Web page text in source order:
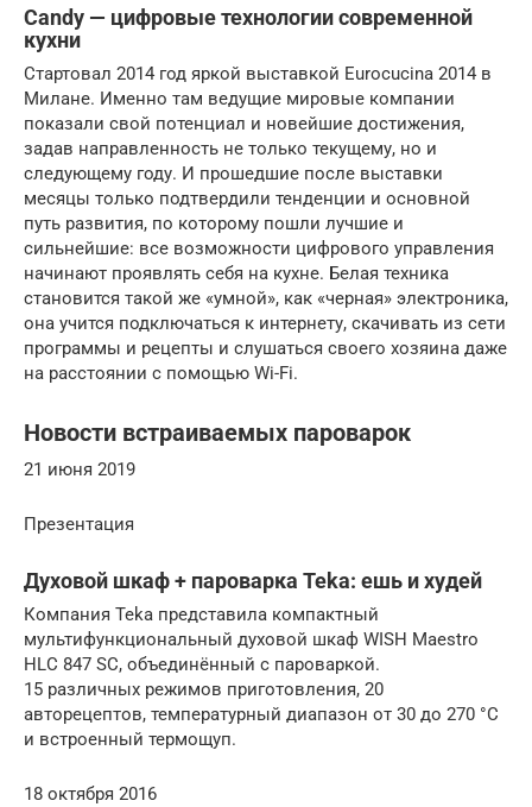
Candy — цифровые технологии современной
кухни
Стартовал 2014 год яркой выставкой Eurocucina 2014 в
Милане. Именно там ведущие мировые компании
показали свой потенциал и новейшие достижения,
задав направленность не только текущему, но и
следующему году. И прошедшие после выставки
месяцы только подтвердили тенденции и основной
путь развития, по которому пошли лучшие и
сильнейшие: все возможности цифрового управления
начинают проявлять себя на кухне. Белая техника
становится такой же «умной», как «черная» электроника,
она учится подключаться к интернету, скачивать из сети
программы и рецепты и слушаться своего хозяина даже
на расстоянии с помощью Wi-Fi.
Новости встраиваемых пароварок
21 июня 2019
Презентация
Духовой шкаф + пароварка Teka: ешь и худей
Компания Teka представила компактный
мультифункциональный духовой шкаф WISH Maestro
HLC 847 SC, объединённый с пароваркой.
15 различных режимов приготовления, 20
авторецептов, температурный диапазон от 30 до 270 °С
и встроенный термощуп.
18 октября 2016